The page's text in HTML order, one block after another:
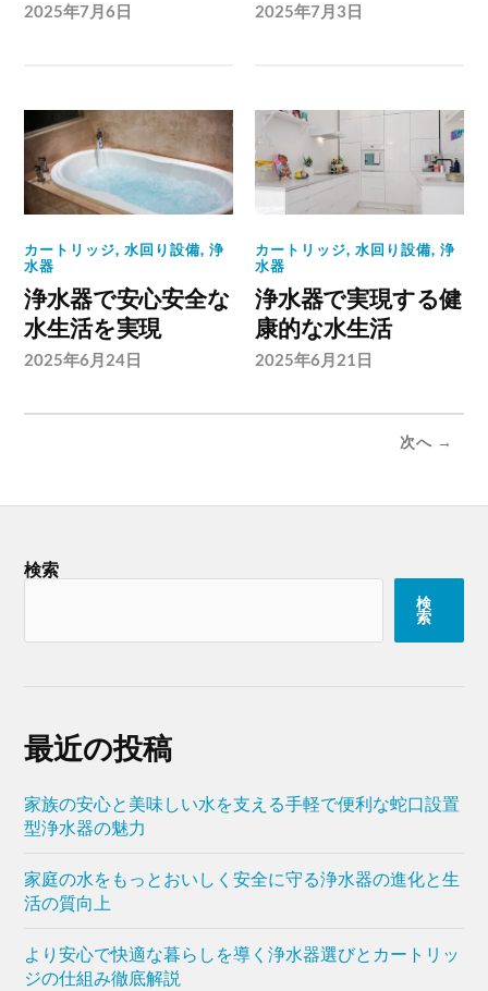
2025年7月6日 2025年7月3日
カートリッジ,水回り設備,浄
水器
浄水器で安心安全な
水生活を実現
2025年6月24日
カートリッジ,水回り設備,浄
水器
浄水器で実現する健
康的な水生活
2025年6月21日
次へ →
検索
検
索
最近の投稿
家族の安心と美味しい水を支える手軽で便利な蛇口設置
型浄水器の魅力
家庭の水をもっとおいしく安全に守る浄水器の進化と生
活の質向上
より安心で快適な暮らしを導く浄水器選びとカートリッ
ジの仕組み徹底解説